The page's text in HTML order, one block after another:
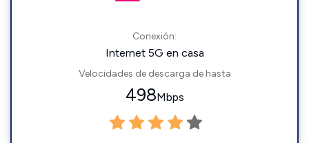
Conexión:
Internet 5G en casa
Velocidades de descarga de hasta
498Mbps